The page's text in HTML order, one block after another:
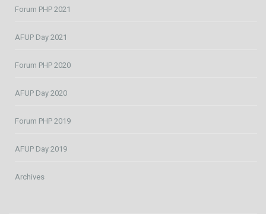
Forum PHP 2021
AFUP Day 2021
Forum PHP 2020
AFUP Day 2020
Forum PHP 2019
AFUP Day 2019
Archives